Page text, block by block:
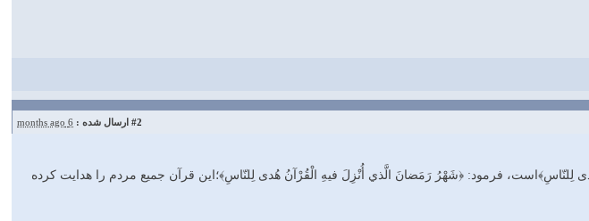
#2 ارسال شده : 6 months ago
فرمود: ﴿شَهْرُ رَمَضانَ الَّذي أُنْزِلَ فيهِ الْقُرْآنُ هُدی لِلنّاسِ﴾؛اين قرآن جميع مردم را هدايت كرده